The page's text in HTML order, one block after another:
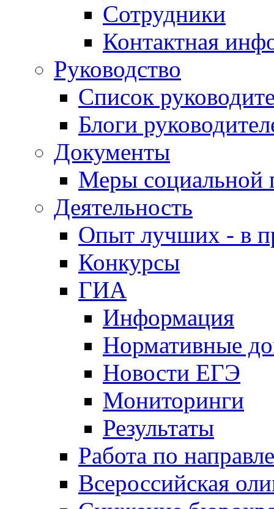
Сотрудники
Контактная
Руководство
Список
Блоги
Документы
Меры социальной
Деятельность
Опыт лучших - в
Конкурсы
ГИА
Информация
Нормативные
Новости ЕГЭ
Мониторинги
Результаты
Работа по
Всероссийская